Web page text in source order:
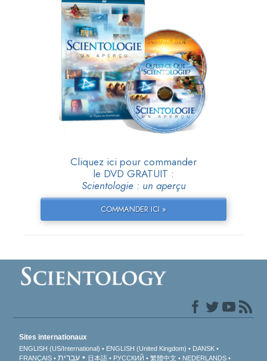
Cliquez ici pour commander
le DVD GRATUIT :
Scientologie : un aperçu
COMMANDER ICI »
Sites internationaux
ENGLISH (US/International) ENGLISH (United Kingdom)
DANSK
FRANÇAIS
עברית 日本語 РУССКИЙ 繁體中文 NEDERLANDS